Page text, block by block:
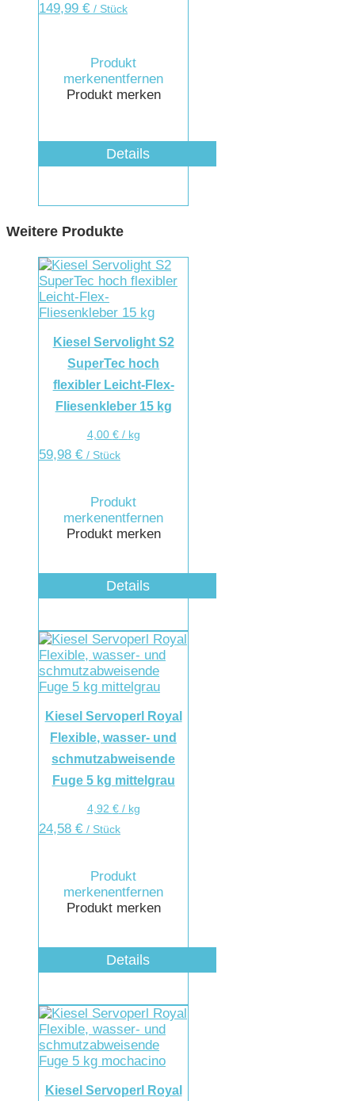
149,99 € / Stück
Produkt
merkenentfernen
Produkt merken
Details
Weitere Produkte
Kiesel Servolight S2
SuperTec hoch
flexibler Leicht-Flex-
Fliesenkleber 15 kg
4,00 €/ kg
59,98 € / Stück
Produkt
merkenentfernen
Produkt merken
Details
Kiesel Servoperl Royal
Flexible, wasser- und
schmutzabweisende
Fuge 5 kg mittelgrau
4,92 €/ kg
24,58 € / Stück
Produkt
merkenentfernen
Produkt merken
Details
Kiesel Servoperl Royal